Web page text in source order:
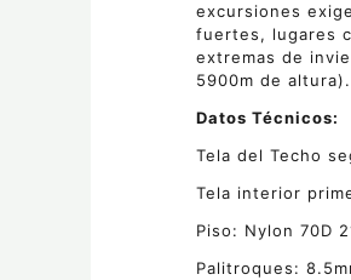
excursiones
fuertes, lugares
extremas de
5900m de altura).
Datos Técnicos:
Tela del Techo
Tela interior
Piso: Nylon 70D
Palitroques: